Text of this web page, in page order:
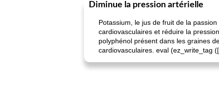
Diminue la pression artérielle
Potassium, le jus de fruit de la
cardiovasculaires et réduire la
polyphénol présent dans les graines
cardiovasculaires. eval (ez_write_tag